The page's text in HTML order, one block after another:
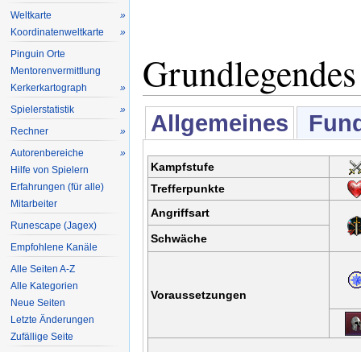
Grundlegendes
Allgemeines
Kampfstufe
Trefferpunkte
Angriffsart
Schwäche
Voraussetzungen
Weltkarte
»
Koordinatenweltkarte
»
Pinguin Orte
Mentorenvermittlung
Kerkerkartograph
»
Spielerstatistik
»
Rechner
»
Autorenbereiche
»
Hilfe von Spielern
Erfahrungen (für alle)
Mitarbeiter
Runescape (Jagex)
Empfohlene Kanäle
Alle Seiten A-Z
Alle Kategorien
Neue Seiten
Letzte Änderungen
Zufällige Seite